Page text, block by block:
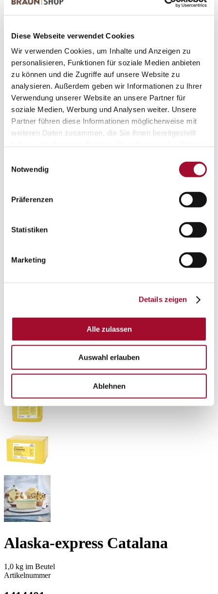
Diese Webseite verwendet Cookies
Wir verwenden Cookies, um Inhalte und Anzeigen zu
personalisieren, Funktionen für soziale Medien anbieten
zu können und die Zugriffe auf unsere Website zu
analysieren. Außerdem geben wir Informationen zu Ihrer
Verwendung unserer Website an unsere Partner für
soziale Medien, Werbung und Analysen weiter. Unsere
Partner führen diese Informationen möglicherweise mit
weiteren Daten zusammen, die Sie ihnen bereitgestellt
Notwendig
Präferenzen
Statistiken
Marketing
Details zeigen
Alle zulassen
Auswahl erlauben
Ablehnen
Alaska-express Catalana
1,0 kg im Beutel
Artikelnummer